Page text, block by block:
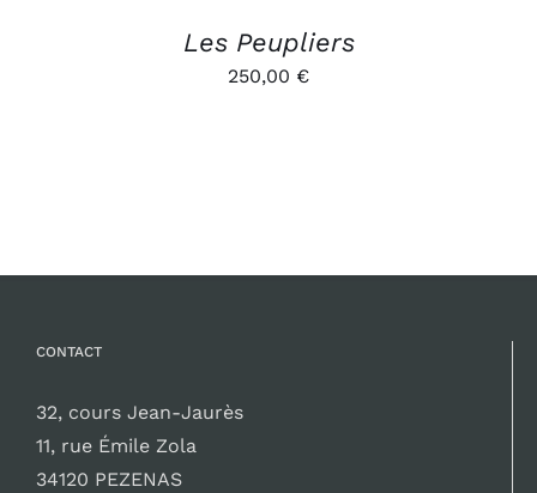
Les Peupliers
250,00 €
CONTACT
32, cours Jean-Jaurès
11, rue Émile Zola
34120 PEZENAS